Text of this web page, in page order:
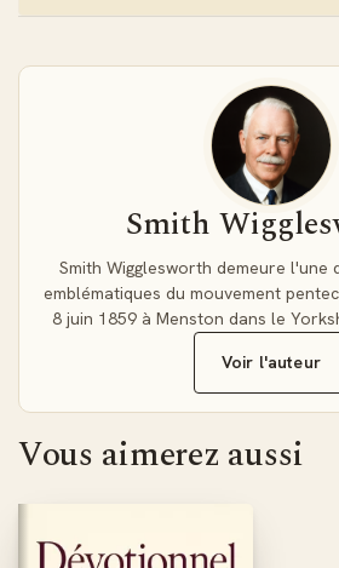
sera transformée et vous
résultats puissants dans votre
Smith
Smith Wigglesworth demeure l'une
emblématiques du mouvement
8 juin 1859 à Menston dans le
Voir l'auteur
Vous aimerez aussi